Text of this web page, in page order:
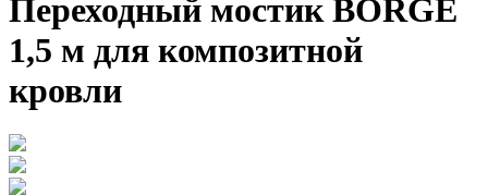
Переходный мостик BORGE
1,5 м для композитной
кровли